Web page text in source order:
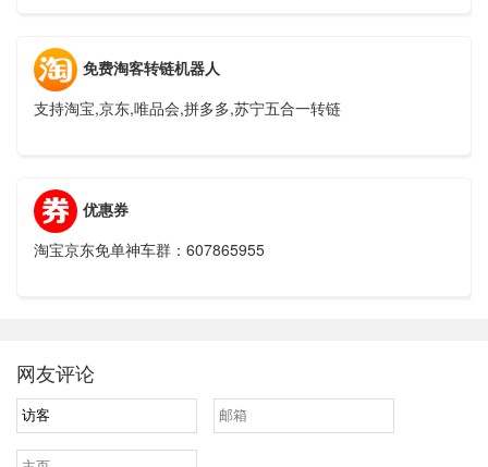
免费淘客转链机器人
支持淘宝,京东,唯品会,拼多多,苏宁五合一转链
优惠券
淘宝京东免单神车群：607865955
网友评论